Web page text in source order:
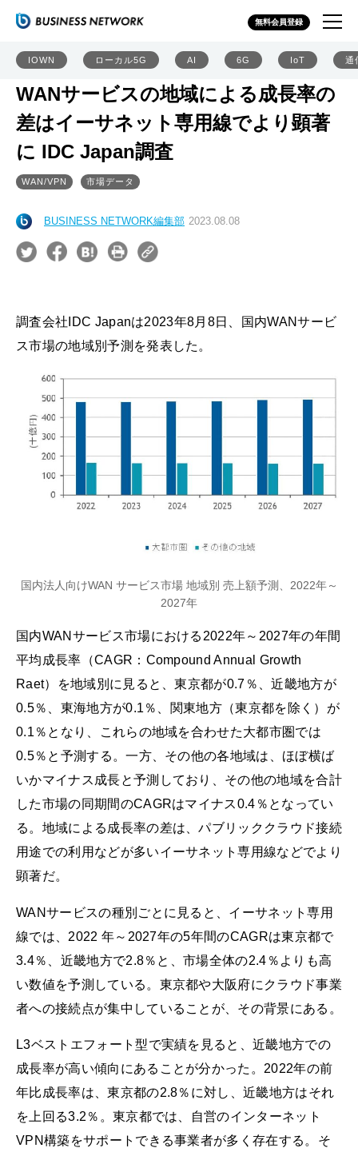
無料会員登録
IOWN ローカル5G AI 6G IoT 通
WANサービスの地域による成長率の
差はイーサネット専用線でより顕著
に IDC Japan調査
WAN/VPN 市場データ
BUSINESS NETWORK編集部 2023.08.08
調査会社IDC Japanは2023年8月8日、国内WANサービ
ス市場の地域別予測を発表した。
国内法人向けWAN サービス市場 地域別 売上額予測、2022年～
2027年
国内WANサービス市場における2022年～2027年の年間
平均成長率（CAGR：Compound Annual Growth
Raet）を地域別に見ると、東京都が0.7％、近畿地方が
0.5％、東海地方が0.1％、関東地方（東京都を除く）が
0.1％となり、これらの地域を合わせた大都市圏では
0.5％と予測する。一方、その他の各地域は、ほぼ横ば
いかマイナス成長と予測しており、その他の地域を合計
した市場の同期間のCAGRはマイナス0.4％となってい
る。地域による成長率の差は、パブリッククラウド接続
用途での利用などが多いイーサネット専用線などでより
顕著だ。
WANサービスの種別ごとに見ると、イーサネット専用
線では、2022 年～2027年の5年間のCAGRは東京都で
3.4％、近畿地方で2.8％と、市場全体の2.4％よりも高
い数値を予測している。東京都や大阪府にクラウド事業
者への接続点が集中していることが、その背景にある。
L3ベストエフォート型で実績を見ると、近畿地方での
成長率が高い傾向にあることが分かった。2022年の前
年比成長率は、東京都の2.8％に対し、近畿地方はそれ
を上回る3.2％。東京都では、自営のインターネット
VPN構築をサポートできる事業者が多く存在する。そ